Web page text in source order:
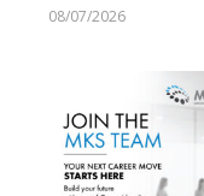
08/07/2026